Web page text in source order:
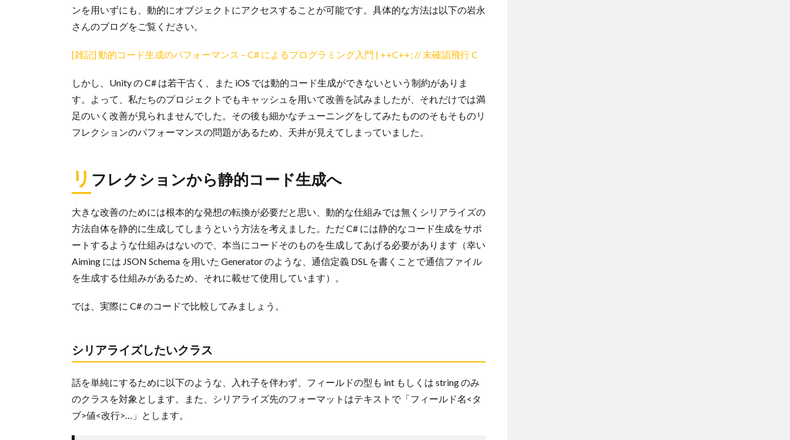
ンを用いずにも、動的にオブジェクトにアクセスすることが可能です。具体的な方法は以下の岩永
さんのブログをご覧ください。
[雑記] 動的コード生成のパフォーマンス – C# によるプログラミング入門 | ++C++; // 未確認飛行 C
しかし、Unity の C# は若干古く、また iOS では動的コード生成ができないという制約がありま
す。よって、私たちのプロジェクトでもキャッシュを用いて改善を試みましたが、それだけでは満
足のいく改善が見られませんでした。その後も細かなチューニングをしてみたもののそもそものリ
フレクションのパフォーマンスの問題があるため、天井が見えてしまっていました。
リ フレクションから静的コード生成へ
大きな改善のためには根本的な発想の転換が必要だと思い、動的な仕組みでは無くシリアライズの
方法自体を静的に生成してしまうという方法を考えました。ただ C# には静的なコード生成をサポ
ートするような仕組みはないので、本当にコードそのものを生成してあげる必要があります（幸い
Aiming には JSON Schema を用いた Generator のような、通信定義 DSL を書くことで通信ファイル
を生成する仕組みがあるため、それに載せて使用しています）。
では、実際に C# のコードで比較してみましょう。
シリアライズしたいクラス
話を単純にするために以下のような、入れ子を伴わず、フィールドの型も int もしくは string のみ
のクラスを対象とします。また、シリアライズ先のフォーマットはテキストで「フィールド名<タ
ブ>値<改行>…」とします。